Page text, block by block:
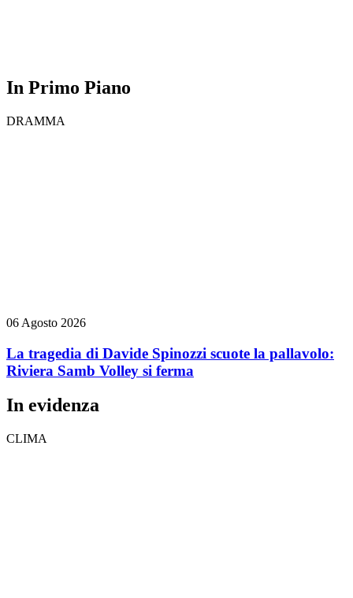
In Primo Piano
DRAMMA
06 Agosto 2026
La tragedia di Davide Spinozzi scuote la pallavolo:
Riviera Samb Volley si ferma
In evidenza
CLIMA